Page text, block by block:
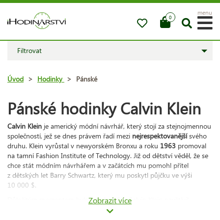
0
menu
Filtrovat
Úvod > Hodinky > Pánské
Pánské hodinky Calvin Klein
Calvin Klein je americký módní návrhář, který stojí za stejnojmennou
společností, jež se dnes právem řadí mezi nejrespektovanějšísvého
druhu. Klein vyrůstal v newyorském Bronxu a roku 1963 promoval
na tamní Fashion Institute of Technology. Již od dětství věděl, že se
chce stát módním návrhářem a v začátcích mu pomohl přítel
z dětských let Barry Schwartz, který mu poskytl půjčku ve výši
10 000 $.
Důležitým momentem bylo, když ateliér Calvin Klein navštívil
manažer tehdy významného obchodního domu Bonwit Teller.
Zobrazit více